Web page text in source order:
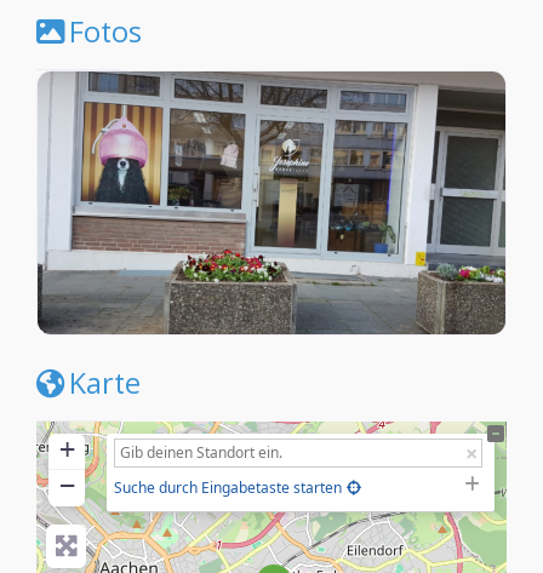
Fotos
Karte
+
−
Suche durch Eingabetaste starten